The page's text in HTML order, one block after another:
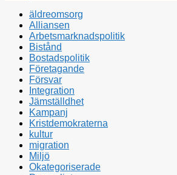
äldreomsorg
Alliansen
Arbetsmarknadspolitik
Bistånd
Bostadspolitik
Företagande
Försvar
Integration
Jämställdhet
Kampanj
Kristdemokraterna
kultur
migration
Miljö
Okategoriserade